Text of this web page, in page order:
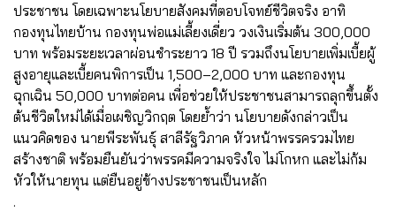
ประชาชน โดยเฉพาะนโยบายสังคมที่ตอบโจทย์ชีวิตจริง อาทิ
กองทุนไทยบ้าน กองทุนพ่อแม่เลี้ยงเดี่ยว วงเงินเริ่มต้น 300,000
บาท พร้อมระยะเวลาผ่อนชำระยาว 18 ปี รวมถึงนโยบายเพิ่มเบี้ยผู้
สูงอายุและเบี้ยคนพิการเป็น 1,500–2,000 บาท และกองทุน
ฉุกเฉิน 50,000 บาทต่อคน เพื่อช่วยให้ประชาชนสามารถลุกขึ้นตั้ง
ต้นชีวิตใหม่ได้เมื่อเผชิญวิกฤต โดยย้ำว่า นโยบายดังกล่าวเป็น
แนวคิดของ นายพีระพันธุ์ สาลีรัฐวิภาค หัวหน้าพรรครวมไทย
สร้างชาติ พร้อมยืนยันว่าพรรคมีความจริงใจ ไม่โกหก และไม่ก้ม
หัวให้นายทุน แต่ยืนอยู่ข้างประชาชนเป็นหลัก
.